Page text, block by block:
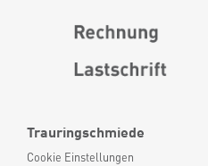
Trauringschmiede
Cookie Einstellungen